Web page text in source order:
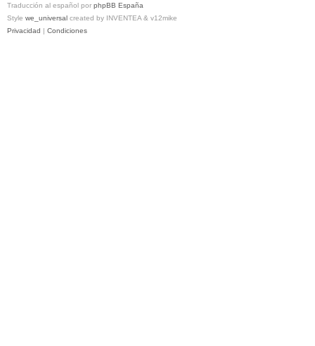
Traducción al español por phpBB España
Style we_universal created by INVENTEA & v12mike
Privacidad | Condiciones